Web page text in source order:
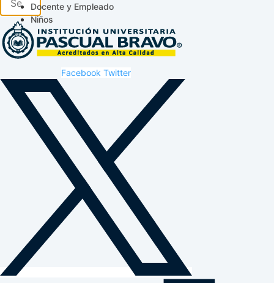
Docente y Empleado
Niños
Facebook Twitter